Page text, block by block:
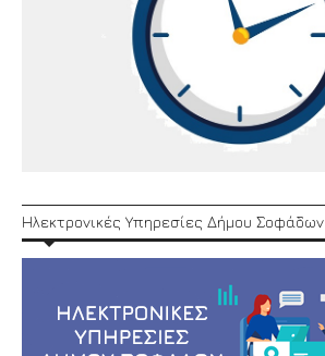
Ηλεκτρονικές Υπηρεσίες Δήμου Σοφάδων